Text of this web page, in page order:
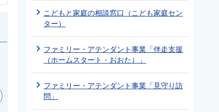
こどもと家庭の相談窓口（こども家庭セン
ター）
ファミリー・アテンダント事業「伴走支援
（ホームスタート・おおた）」
ファミリー・アテンダント事業「見守り訪
問」